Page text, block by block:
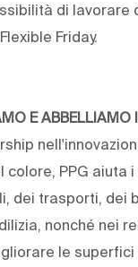
di lavorare
Friday.
E
colore, PPG aiuta
dei trasporti, dei
nonché nei
le superfici